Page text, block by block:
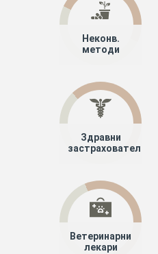
Неконв.
методи
Здравни
застрахователи
Ветеринарни
лекари